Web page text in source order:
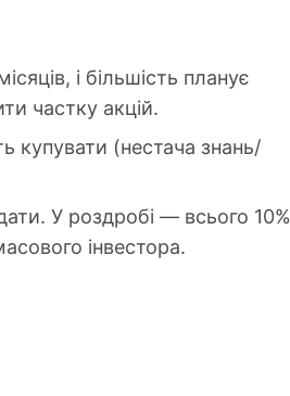
і більшість планує
частку акцій.
купувати (нестача знань/
У роздробі — всього 10%
інвестора.